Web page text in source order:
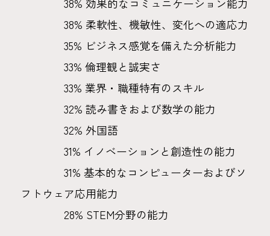
38% 柔軟性、機敏性、変化への適応力
35% ビジネス感覚を備えた分析能力
33% 倫理観と誠実さ
33% 業界・職種特有のスキル
32% 読み書きおよび数学の能力
32% 外国語
31% イノベーションと創造性の能力
31% 基本的なコンピューターおよびソ
フトウェア応用能力
28% STEM分野の能力